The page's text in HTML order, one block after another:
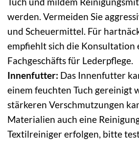
werden. Vermeiden Sie
und Scheuermittel. Für
empfiehlt sich die Konsultation
Fachgeschäfts für Lederpflege.
Innenfutter: Das Innenfutter
einem feuchten Tuch gereinigt
stärkeren Verschmutzungen
Materialien auch eine
Textilreiniger erfolgen, bitte